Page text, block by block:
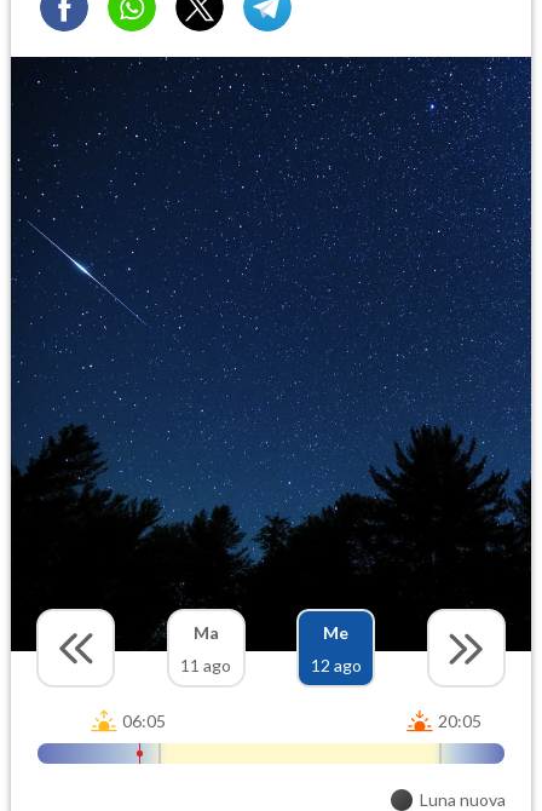
Ma
11 ago
Me
12 ago
06:05 20:05
Luna nuova